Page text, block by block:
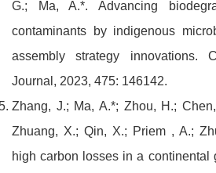
G.; Ma, A.*. Advancing
contaminants by indigenous
assembly strategy innovations.
Journal, 2023, 475: 146142.
Zhang, J.; Ma, A.*; Zhou, H.;
Zhuang, X.; Qin, X.; Priem , A.;
high carbon losses in a continental